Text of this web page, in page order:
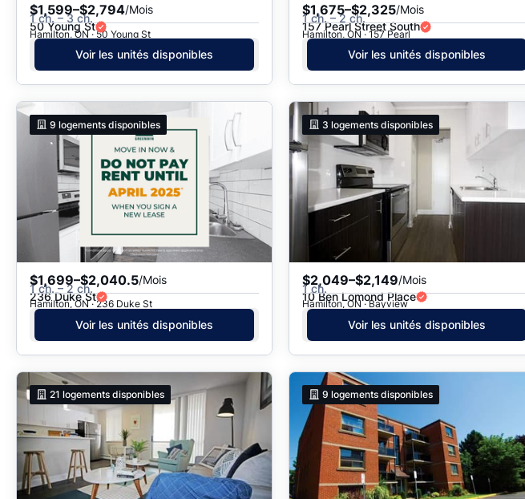
$1,599–$2,794/Mois
1 ch. – 3 ch.
50 Young St
Hamilton, ON · 50 Young St
Voir les unités disponibles
$1,675–$2,325/Mois
1 ch. – 2 ch.
157 Pearl Street South
Hamilton, ON · 157 Pearl
Voir les unités disponibles
9 logements disponibles
$1,699–$2,040.5/Mois
1 ch. – 2 ch.
236 Duke St
Hamilton, ON · 236 Duke St
Voir les unités disponibles
3 logements disponibles
$2,049–$2,149/Mois
1 ch.
10 Ben Lomond Place
Hamilton, ON · Bayview
Voir les unités disponibles
21 logements disponibles 9 logements disponibles